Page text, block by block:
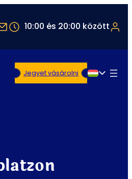
+43 1 5321514
office@timetravel-vienna.at
10:00 és 20:00 között
Magyar
Jegyet vásárolni